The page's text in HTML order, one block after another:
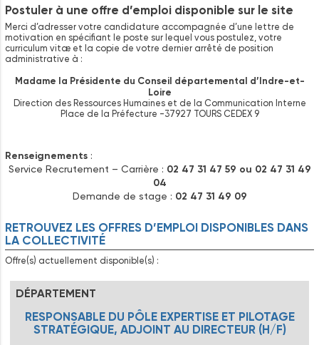
Postuler à une offre d’emploi disponible sur le site
Merci d’adresser votre candidature accompagnée d’une lettre de
motivation en spécifiant le poste sur lequel vous postulez, votre
curriculum vitæ et la copie de votre dernier arrêté de position
administrative à :
Madame la Présidente du Conseil départemental d’Indre-et-
Loire
Direction des Ressources Humaines et de la Communication Interne
Place de la Préfecture -37927 TOURS CEDEX 9
Renseignements :
Service Recrutement – Carrière : 02 47 31 47 59 ou 02 47 31 49
04
Demande de stage : 02 47 31 49 09
RETROUVEZ LES OFFRES D’EMPLOI DISPONIBLES DANS
LA COLLECTIVITÉ
Offre(s) actuellement disponible(s) :
DÉPARTEMENT
RESPONSABLE DU PÔLE EXPERTISE ET PILOTAGE
STRATÉGIQUE, ADJOINT AU DIRECTEUR (H/F)